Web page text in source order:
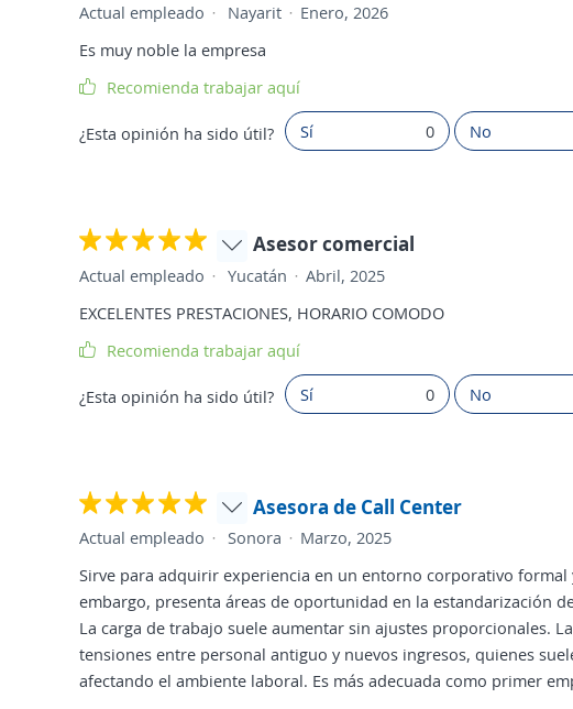
Actual empleado Nayarit
Enero, 2026
Es muy noble la empresa
Recomienda trabajar aquí
¿Esta opinión ha sido útil? Sí 0 No
Asesor comercial
Actual empleado Yucatán
Abril, 2025
EXCELENTES PRESTACIONES, HORARIO COMODO
Recomienda trabajar aquí
¿Esta opinión ha sido útil? Sí 0 No
Asesora de Call Center
Actual empleado Sonora
Marzo, 2025
Sirve para adquirir experiencia en un entorno corporativo
embargo, presenta áreas de oportunidad en la estandarización
La carga de trabajo suele aumentar sin ajustes proporcionales.
tensiones entre personal antiguo y nuevos ingresos, quienes
afectando el ambiente laboral. Es más adecuada como primer